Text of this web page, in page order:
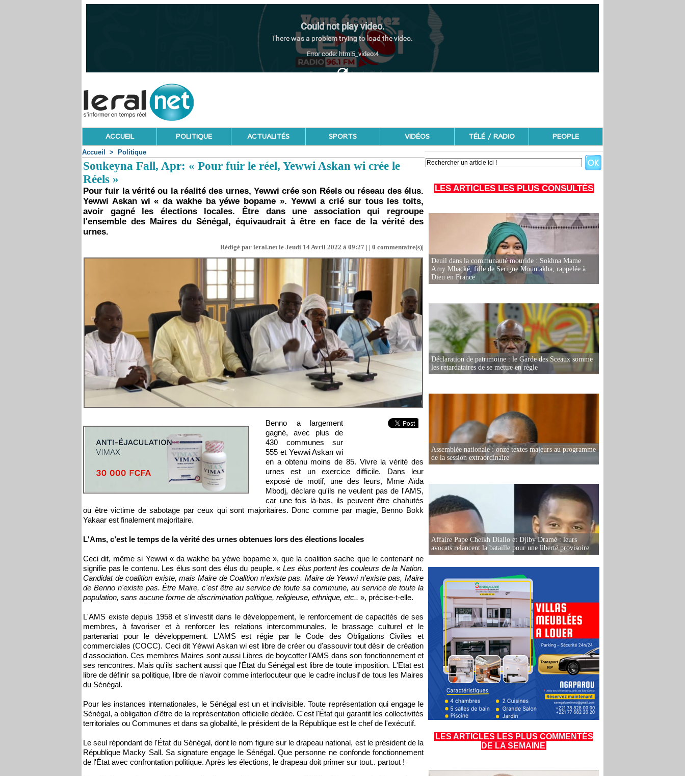
ACCUEIL POLITIQUE ACTUALITÉS SPORTS VIDÉOS TÉLÉ / RADIO PEOPLE
Accueil > Politique
Soukeyna Fall, Apr: « Pour fuir le réel, Yewwi Askan wi crée le
Réels »
Pour fuir la vérité ou la réalité des urnes, Yewwi crée son Réels ou réseau des élus.
Yewwi Askan wi « da wakhe ba yéwe bopame ». Yewwi a crié sur tous les toits,
avoir gagné les élections locales. Être dans une association qui regroupe
l'ensemble des Maires du Sénégal, équivaudrait à être en face de la vérité des
urnes.
Rédigé par leral.net le Jeudi 14 Avril 2022 à 09:27 | | 0 commentaire(s)|
Benno a largement
gagné, avec plus de
430 communes sur
555 et Yewwi Askan wi
en a obtenu moins de 85. Vivre la vérité des
urnes est un exercice difficile. Dans leur
exposé de motif, une des leurs, Mme Aïda
Mbodj, déclare qu'ils ne veulent pas de l'AMS,
car une fois là-bas, ils peuvent être chahutés
ou être victime de sabotage par ceux qui sont majoritaires. Donc comme par magie, Benno Bokk
Yakaar est finalement majoritaire.
L'Ams, c’est le temps de la vérité des urnes obtenues lors des élections locales
Ceci dit, même si Yewwi « da wakhe ba yéwe bopame », que la coalition sache que le contenant ne
signifie pas le contenu. Les élus sont des élus du peuple. « Les élus portent les couleurs de la Nation.
Candidat de coalition existe, mais Maire de Coalition n'existe pas. Maire de Yewwi n'existe pas, Maire
de Benno n'existe pas. Être Maire, c'est être au service de toute sa commune, au service de toute la
population, sans aucune forme de discrimination politique, religieuse, ethnique, etc.. », précise-t-elle.
L'AMS existe depuis 1958 et s'investit dans le développement, le renforcement de capacités de ses
membres, à favoriser et à renforcer les relations intercommunales, le brassage culturel et le
partenariat pour le développement. L'AMS est régie par le Code des Obligations Civiles et
commerciales (COCC). Ceci dit Yéwwi Askan wi est libre de créer ou d'assouvir tout désir de création
d'association. Ces membres Maires sont aussi Libres de boycotter l'AMS dans son fonctionnement et
ses rencontres. Mais qu'ils sachent aussi que l'État du Sénégal est libre de toute imposition. L'Etat est
libre de définir sa politique, libre de n'avoir comme interlocuteur que le cadre inclusif de tous les Maires
du Sénégal.
Pour les instances internationales, le Sénégal est un et indivisible. Toute représentation qui engage le
Sénégal, a obligation d'être de la représentation officielle dédiée. C'est l'État qui garantit les collectivités
territoriales ou Communes et dans sa globalité, le président de la République est le chef de l'exécutif.
Le seul répondant de l'État du Sénégal, dont le nom figure sur le drapeau national, est le président de la
République Macky Sall. Sa signature engage le Sénégal. Que personne ne confonde fonctionnement
de l'État avec confrontation politique. Après les élections, le drapeau doit primer sur tout.. partout !
LES ARTICLES LES PLUS CONSULTÉS
Deuil dans la communauté mouride : Sokhna Mame
Amy Mbacké, fille de Serigne Mountakha, rappelée à
Dieu en France
Déclaration de patrimoine : le Garde des Sceaux somme
les retardataires de se mettre en règle
Assemblée nationale : onze textes majeurs au programme
de la session extraordinaire
Affaire Pape Cheikh Diallo et Djiby Dramé : leurs
avocats relancent la bataille pour une liberté provisoire
LES ARTICLES LES PLUS COMMENTÉS
DE LA SEMAINE